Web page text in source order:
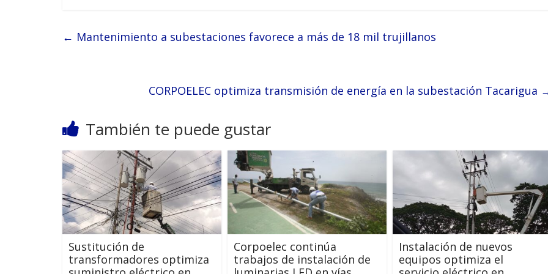
← Mantenimiento a subestaciones favorece a más de 18 mil trujillanos
CORPOELEC optimiza transmisión de energía en la subestación Tacarigua
También te puede gustar
Sustitución de
transformadores optimiza
Corpoelec continúa
trabajos de instalación de
Instalación de nuevos
equipos optimiza el